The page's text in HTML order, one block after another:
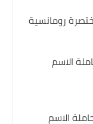
رومانسية
الاسم
الاسم